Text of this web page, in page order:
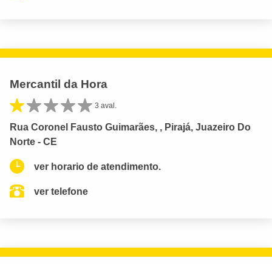
Mercantil da Hora
3 aval.
Rua Coronel Fausto Guimarães, , Pirajá, Juazeiro Do
Norte - CE
ver horario de atendimento.
ver telefone